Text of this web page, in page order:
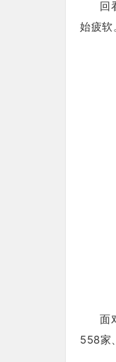
回
始疲软
面
558家